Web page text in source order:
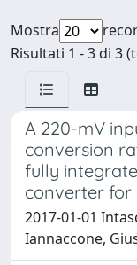
Mostra
Risultati 1 - 3 di 3
A 220-mV
conversion
fully
converter for
2017-01-01
Iannaccone,